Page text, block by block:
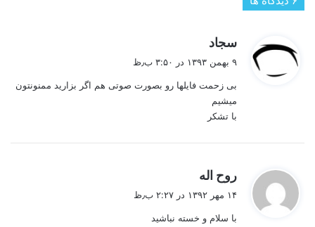
سجاد
:
۹ بهمن ۱۳۹۳ در ۳:۵۰ ب٫ظ
بی زحمت فایلها رو بصورت صوتی هم اگر بزارید ممنونتون
میشیم
با تشکر
روح اله
:
۱۴ مهر ۱۳۹۲ در ۲:۲۷ ب٫ظ
با سلام و خسته نباشید